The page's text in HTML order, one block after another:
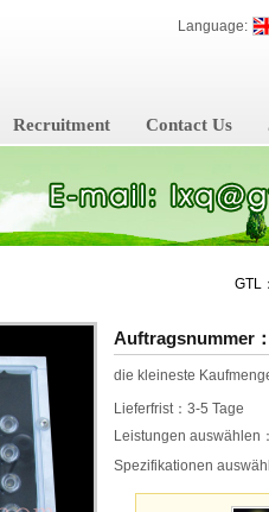
Language:
Recruitment Contact Us
GTL
Auftragsnummer
die kleineste
Lieferfrist：3-5 Tage
Leistungen auswählen：
Spezifikationen